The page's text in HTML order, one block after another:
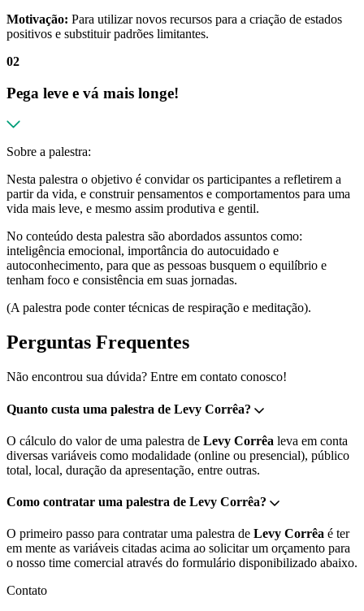
Motivação: Para utilizar novos recursos para a criação de estados
positivos e substituir padrões limitantes.
02
Pega leve e vá mais longe!
Sobre a palestra:
Nesta palestra o objetivo é convidar os participantes a refletirem a
partir da vida, e construir pensamentos e comportamentos para uma
vida mais leve, e mesmo assim produtiva e gentil.
No conteúdo desta palestra são abordados assuntos como:
inteligência emocional, importância do autocuidado e
autoconhecimento, para que as pessoas busquem o equilíbrio e
tenham foco e consistência em suas jornadas.
(A palestra pode conter técnicas de respiração e meditação).
Perguntas Frequentes
Não encontrou sua dúvida? Entre em contato conosco!
Quanto custa uma palestra de Levy Corrêa?
O cálculo do valor de uma palestra de Levy Corrêa leva em conta
diversas variáveis como modalidade (online ou presencial), público
total, local, duração da apresentação, entre outras.
Como contratar uma palestra de Levy Corrêa?
O primeiro passo para contratar uma palestra de Levy Corrêa é ter
em mente as variáveis citadas acima ao solicitar um orçamento para
o nosso time comercial através do formulário disponibilizado abaixo.
Contato